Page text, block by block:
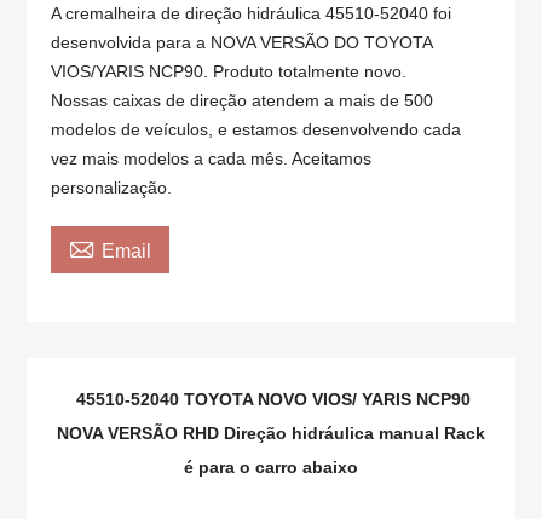
A cremalheira de direção hidráulica 45510-52040 foi
desenvolvida para a NOVA VERSÃO DO TOYOTA
VIOS/YARIS NCP90. Produto totalmente novo.
Nossas caixas de direção atendem a mais de 500
modelos de veículos, e estamos desenvolvendo cada
vez mais modelos a cada mês. Aceitamos
personalização.
 Email
45510-52040 TOYOTA NOVO VIOS/ YARIS NCP90
NOVA VERSÃO RHD Direção hidráulica manual Rack
é para o carro abaixo